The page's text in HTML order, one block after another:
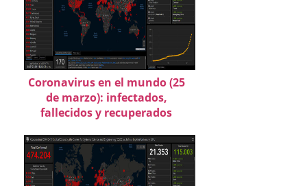
Coronavirus en el mundo (25
de marzo): infectados,
fallecidos y recuperados